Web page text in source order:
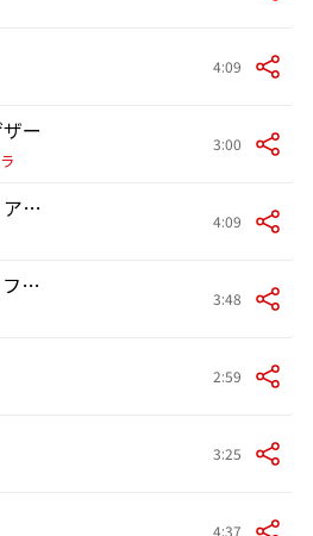
4:09
ー 3:00
ウェイク・ミー・アップ 4:09
ウェイティング・フォー・ラヴ 3:48
2:59
3:25
4:37